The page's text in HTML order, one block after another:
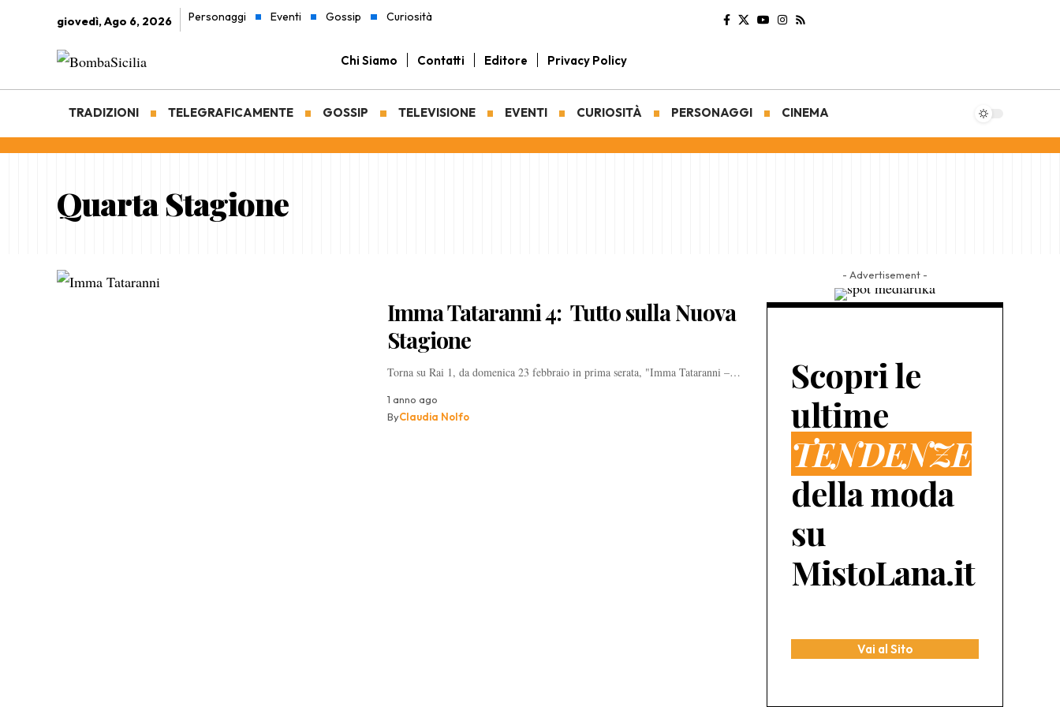
giovedì, Ago 6, 2026 Personaggi Eventi Gossip Curiosità
Chi Siamo Contatti Editore Privacy Policy
TRADIZIONI TELEGRAFICAMENTE GOSSIP TELEVISIONE EVENTI CURIOSITÀ PERSONAGGI CINEMA
Quarta Stagione
Imma Tataranni 4: Tutto sulla Nuova
Stagione
Torna su Rai 1, da domenica 23 febbraio in prima serata, "Imma Tataranni –…
1 anno ago
ByClaudia Nolfo
- Advertisement -
Scopri le
ultime
TENDENZE
della moda
su
MistoLana.it
Vai al Sito